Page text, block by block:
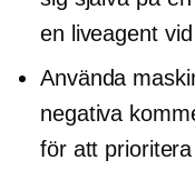
en liveagent
Använda
negativa
för att